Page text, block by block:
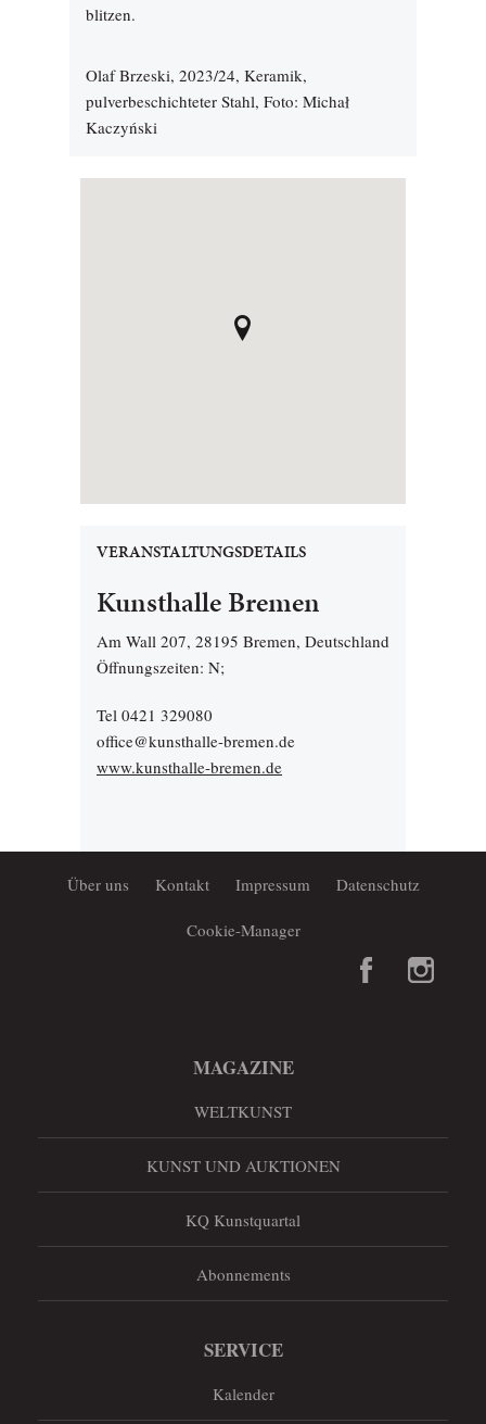
blitzen.
Olaf Brzeski, 2023/24, Keramik,
pulverbeschichteter Stahl, Foto: Michał
Kaczyński
VERANSTALTUNGSDETAILS
Kunsthalle Bremen
Am Wall 207, 28195 Bremen, Deutschland
Öffnungszeiten: N;
Tel 0421 329080
office@kunsthalle-bremen.de
www.kunsthalle-bremen.de
Über uns Kontakt Impressum Datenschutz
Cookie-Manager
MAGAZINE
WELTKUNST
KUNST UND AUKTIONEN
KQ Kunstquartal
Abonnements
SERVICE
Kalender